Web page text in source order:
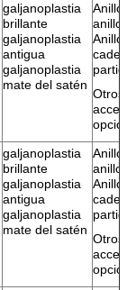
galjanoplastia
brillante
galjanoplastia
antigua
galjanoplastia
mate del satén
Anillo
anillo
Anillo
Otros
galjanoplastia
brillante
galjanoplastia
antigua
galjanoplastia
mate del satén
Anillo
anillo
Anillo
Otros